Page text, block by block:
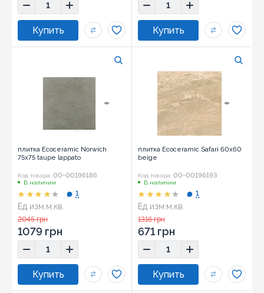
плитка Ecoceramic Norwich
75x75 taupe lappato
Код товара: 00-00196186
В наличии
Ед изм:м.кв.
Размер:
1
2045 грн
1079 грн
плитка Ecoceramic Safari 60x60
beige
Код товара: 00-00196193
В наличии
Ед изм:м.кв.
Размер:
1
1316 грн
671 грн